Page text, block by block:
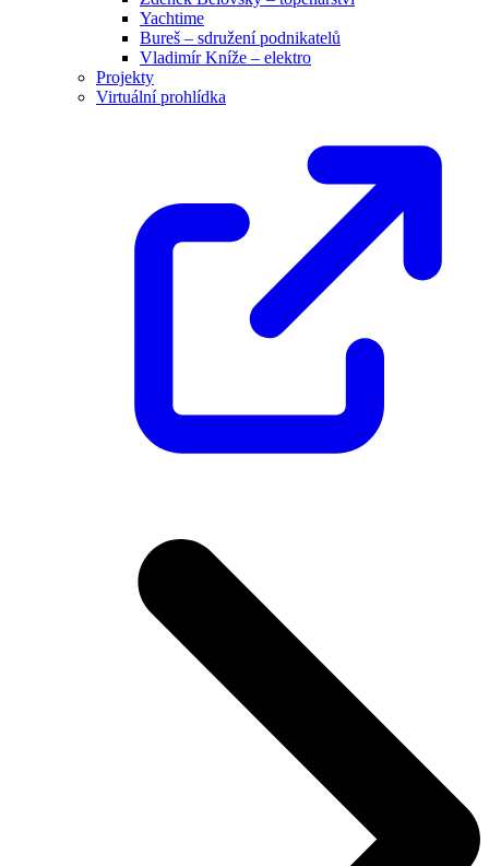
Yachtime
Bureš – sdružení podnikatelů
Vladimír Kníže – elektro
Projekty
Virtuální prohlídka